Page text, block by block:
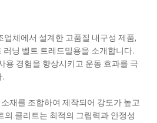
업체에서 설계한 고품질 내구성 제품,
러닝 벨트 트레드밀용을 소개합니다.
용 경험을 향상시키고 운동 효과를 극
.
재를 조합하여 제작되어 강도가 높고
의 클리트는 최적의 그립력과 안정성